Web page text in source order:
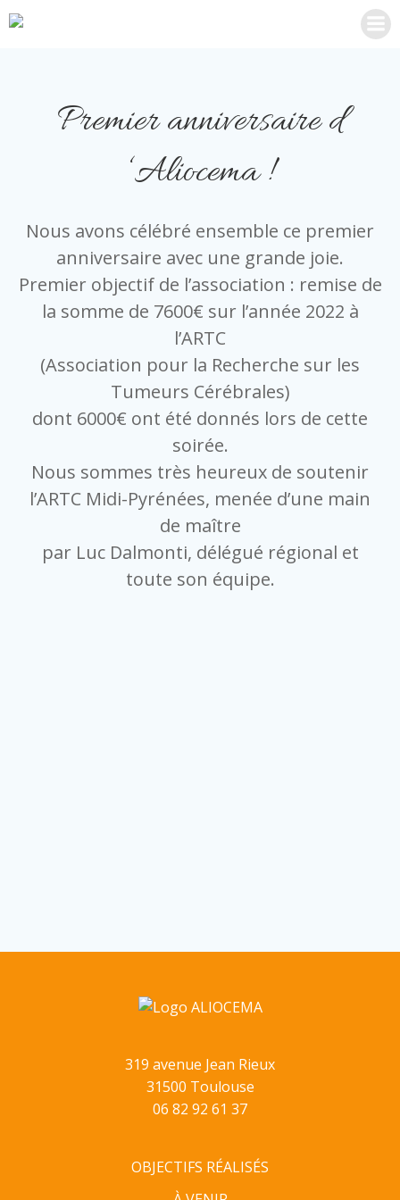
Premier anniversaire d
‘Aliocema !
Nous avons célébré ensemble ce premier
anniversaire avec une grande joie.
Premier objectif de l’association : remise de
la somme de 7600€ sur l’année 2022 à
l’ARTC
(Association pour la Recherche sur les
Tumeurs Cérébrales)
dont 6000€ ont été donnés lors de cette
soirée.
Nous sommes très heureux de soutenir
l’ARTC Midi-Pyrénées, menée d’une main
de maître
par Luc Dalmonti, délégué régional et
toute son équipe.
319 avenue Jean Rieux
31500 Toulouse
06 82 92 61 37
OBJECTIFS RÉALISÉS